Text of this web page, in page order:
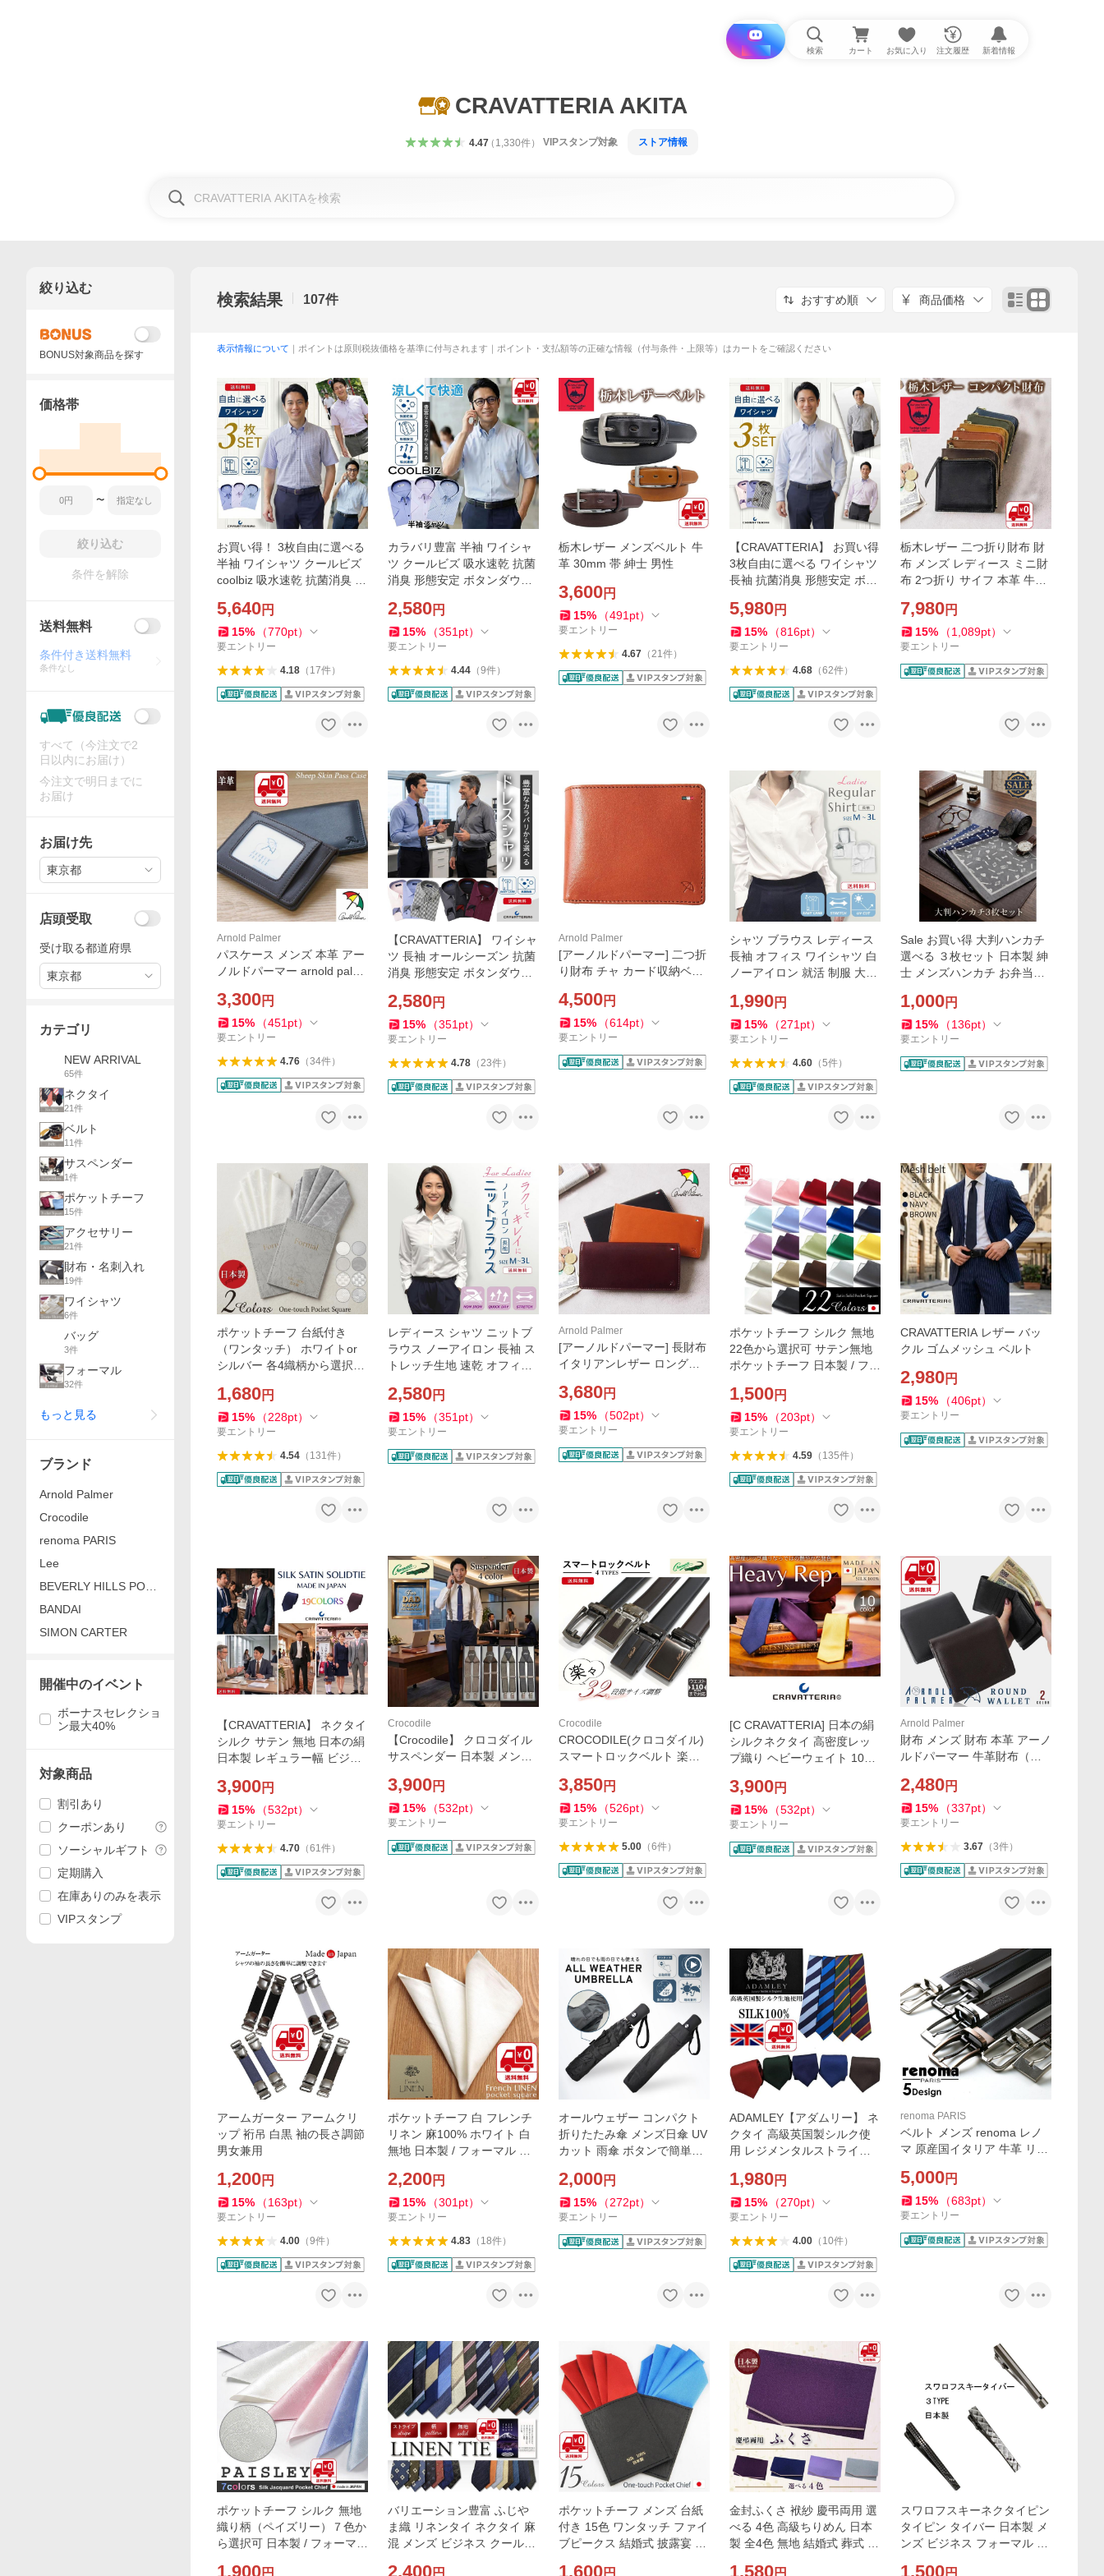
i と探す 検索 カート お気に入り 注文履歴 新着情報
CRAVATTERIA AKITA
4.47（ 1,330件） VIPスタンプ対象 ストア情報
検索結果 107件 おすすめ順 商品価格
表示情報について ｜ポイントは原則税抜価格を基準に付与されます｜ポイント・支払額等の正確な情報（付与条件・上限等）はカートをご確認ください
お買い得！ 3枚自由に選べる
半袖 ワイシャツ クールビズ
coolbiz 吸水速乾 抗菌消臭 形
ツ カッターシャツ ドレスシ
ャツ 父の日
5,640円
15% （770pt）
要エントリー
4.18（ 17件）
カラバリ豊富 半袖 ワイシャ
ツ クールビズ 吸水速乾 抗菌
消臭 形態安定 ボタンダウン
フィスカジュアル 父の日
2,580円
15% （351 pt）
要エントリー
4.44（9件）
栃木レザー メンズベルト 牛
革 30mm 帯 紳士 男性
3,600円
15% （491 pt）
要エントリー
4.67（21件）
【CRAVATTERIA】 お買い得
3枚自由に選べる ワイシャツ
長袖 抗菌消臭 形態安定 ボタ
ーシャツ Yシャツ オフィス
カジュアル 父の日
5,980円
15% （816pt）
要エントリー
4.68（62件）
栃木レザー 二つ折り財布 財
布 メンズ レディース ミニ財
布 2つ折り サイフ 本革 牛革
日 父の日
7,980円
15% （1,089pt）
要エントリー
Arnold Palmer
パスケース メンズ 本革 アー
ノルドパーマー arnold palm
ランド プレゼント 父の日 32
08
3,300円
15% （451 pt）
要エントリー
4.76（34件）
【CRAVATTERIA】 ワイシャ
ツ 長袖 オールシーズン 抗菌
消臭 形態安定 ボタンダウン
シャツ Yシャツ オフィスカ
ジュアル 父の日
2,580円
15% （351 pt）
要エントリー
4.78（23件）
Arnold Palmer
[アーノルドパーマー] 二つ折
り財布 チャ カード収納ベラ
ベジタブルタンニンレザー使
用 メンズ トリコロール刺繍 I
TALY7 AP3540-tan
4,500円
15% （614pt）
要エントリー
シャツ ブラウス レディース
長袖 オフィス ワイシャツ 白
ノーアイロン 就活 制服 大き
1,990円
15% （271 pt）
要エントリー
4.60（5件）
Sale お買い得 大判ハンカチ
選べる ３枚セット 日本製 紳
士 メンズハンカチ お弁当包
1,000円
15% （136pt）
要エントリー
ポケットチーフ 台紙付き
（ワンタッチ） ホワイトor
シルバー 各4織柄から選択可
式 披露宴 パーティー ポイン
ト消化
1,680円
15% （228pt）
要エントリー
4.54（ 131件）
レディース シャツ ニットブ
ラウス ノーアイロン 長袖 ス
トレッチ生地 速乾 オフィス
いサイズ
2,580円
15% （351 pt）
要エントリー
Arnold Palmer
[アーノルドパーマー] 長財布
イタリアンレザー ロングウ
ル刺繍 ギフト 父の日 入社祝
い 入学祝い AP3539
3,680円
15% （502pt）
要エントリー
ポケットチーフ シルク 無地
22色から選択可 サテン無地
ポケットチーフ 日本製 / フォ
ジネス
1,500円
15% （203pt）
要エントリー
4.59（ 135件）
CRAVATTERIA レザー バッ
クル ゴムメッシュ ベルト
2,980円
15% （406pt）
要エントリー
【CRAVATTERIA】 ネクタイ
シルク サテン 無地 日本の絹
日本製 レギュラー幅 ビジネ
結婚式 ブライダル 冠婚葬祭
丹後織物組合認証
3,900円
15% （532pt）
要エントリー
4.70（61件）
Crocodile
【Crocodile】 クロコダイル
サスペンダー 日本製 メンズ
3,900円
15% （532pt）
要エントリー
Crocodile
CROCODILE(クロコダイル)
スマートロックベルト 楽々3
応 メンズ ビジネス 牛革 レザ
ー 父の日
3,850円
15% （526pt）
要エントリー
5.00（6件）
[C CRAVATTERIA] 日本の絹
シルクネクタイ 高密度レッ
プ織り ヘビーウェイト 10色
後織物工業組合認証
3,900円
15% （532pt）
要エントリー
Arnold Palmer
財布 メンズ 財布 本革 アーノ
ルドパーマー 牛革財布（ブ
プレゼント 父の日
2,480円
15% （337pt）
要エントリー
3.67（3件）
アームガーター アームクリ
ップ 裄吊 白黒 袖の長さ調節
男女兼用
1,200円
15% （163pt）
要エントリー
4.00（9件）
ポケットチーフ 白 フレンチ
リネン 麻100% ホワイト 白
無地 日本製 / フォーマル 結
2,200円
15% （301 pt）
要エントリー
4.83（ 18件）
オールウェザー コンパクト
折りたたみ傘 メンズ日傘 UV
カット 雨傘 ボタンで簡単に
2,000円
15% （272pt）
要エントリー
ADAMLEY【アダムリー】 ネ
クタイ 高級英国製シルク使
用 レジメンタルストライプ
コレクション
1,980円
15% （270pt）
要エントリー
4.00（ 10件）
renoma PARIS
ベルト メンズ renoma レノ
マ 原産国イタリア 牛革 リバ
成人
5,000円
15% （683pt）
要エントリー
ポケットチーフ シルク 無地
織り柄（ペイズリー）７色か
ら選択可 日本製 / フォーマル
1,900円
バリエーション豊富 ふじや
ま織 リネンタイ ネクタイ 麻
混 メンズ ビジネス クールビ
2,400円
ポケットチーフ メンズ 台紙
付き 15色 ワンタッチ ファイ
ブピークス 結婚式 披露宴 青
1,600円
金封ふくさ 袱紗 慶弔両用 選
べる 4色 高級ちりめん 日本
製 全4色 無地 結婚式 葬式 香
1,580円
スワロフスキーネクタイピン
タイピン タイバー 日本製 メ
ンズ ビジネス フォーマル 結
1,500円
絞り込む
BONUS対象商品を探す
価格帯
〜
絞り込む
条件を解除
送料無料
条件付き送料無料
条件なし
すべて（今注文で2
日以内にお届け）
今注文で明日までに
お届け
お届け先
東京都
店頭受取
受け取る都道府県
東京都
カテゴリ
NEW ARRIVAL
65件
ネクタイ
21件
ベルト
11件
サスペンダー
1件
ポケットチーフ
15件
アクセサリー
21件
財布・名刺入れ
19件
ワイシャツ
6件
バッグ
3件
フォーマル
32件
もっと見る
ブランド
Arnold Palmer
Crocodile
renoma PARIS
Lee
BEVERLY HILLS POLO
CLUB
BANDAI
SIMON CARTER
開催中のイベント
ボーナスセレクショ
ン最大40%
対象商品
割引あり
クーポンあり
ソーシャルギフト
定期購入
在庫ありのみを表示
VIPスタンプ